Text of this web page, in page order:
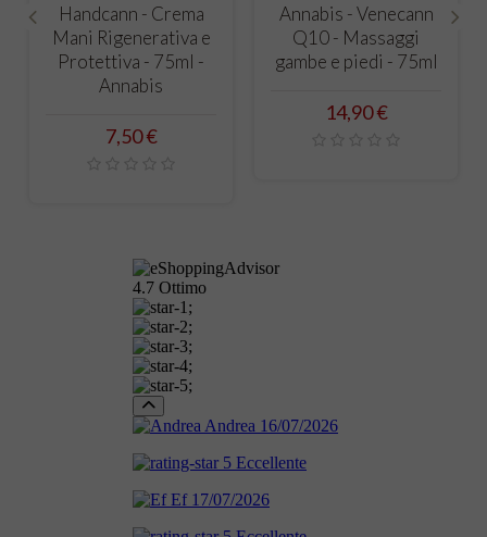
- Crema
Rigenerativa e
- 75ml -
Annabis - Venecann
Q10 - Massaggi
gambe e piedi - 75ml